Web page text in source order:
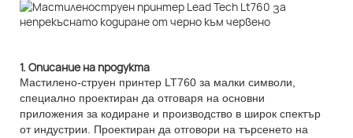
1. Описание на продукта
Мастилено-струен принтер LT760 за малки символи,
специално проектиран да отговаря на основни
приложения за кодиране и производство в широк спектър
от индустрии. Проектиран да отговори на търсенето на